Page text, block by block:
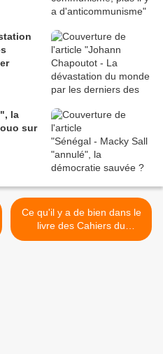
la
sur
Ce qu'il y a de bien dans le
livre des Cahiers du
Football, c'est... >